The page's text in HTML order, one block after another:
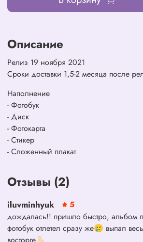
Описание
Релиз 19 ноября 2021
Сроки доставки 1,5-2 месяца после
Наполнение
- Фотобук
- Диск
- Фотокарта
- Стикер
- Сложенный плакат
Отзывы (2)
iluvminhyuk
5
дождалась!! пришло быстро, альбом
фотобук отлетел сразу же🥲 выпал